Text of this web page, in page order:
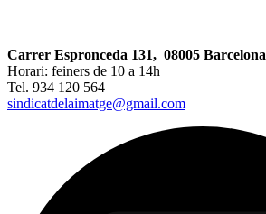
Carrer Espronceda 131, 08005 Barcelona
Horari: feiners de 10 a 14h
Tel. 934 120 564
sindicatdelaimatge@gmail.com